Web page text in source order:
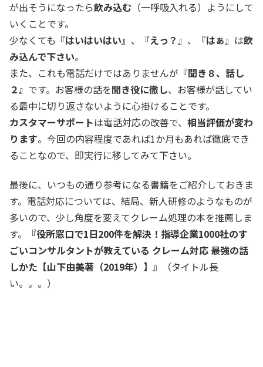
が出そうになったら飲み込む （一呼吸入れる）ようにして
いくことです。
少なくても 『はいはいはい』 、 『えっ？』 、 『はぁ』 は飲
み込んで下さい。
また、これも電話だけではありませんが 『聞き８、話し
２』 です。お客様の話を聞き役に徹し、お客様が話してい
る最中に切り返さないように心掛けることです。
カスタマーサポートは電話対応の改善で、 相当評価が変わ
ります。今回の内容程度であれば1か月もあれば徹底でき
ることなので、即実行に移してみて下さい。
最後に、いつもの通り参考になる書籍をご紹介しておきま
す。電話対応については、結局、新人研修のようなものが
多いので、少し角度を変えてクレーム処理の本を推薦しま
す。
『役所窓口で1日200件を解決！指導企業1000社のす
ごいコンサルタントが教えている クレーム対応 最強の話
しかた【山下由美著（2019年）】 』（タイトル長
い。。。）